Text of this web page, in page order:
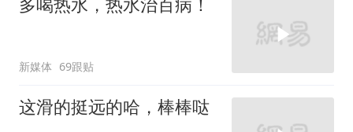
新媒体 69跟贴
这滑的挺远的哈，棒棒哒